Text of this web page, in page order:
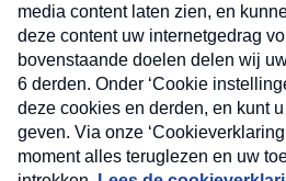
Nieuwsbrief
Neem hier een gratis
nieuwsbrief. Elke vrijdag- en